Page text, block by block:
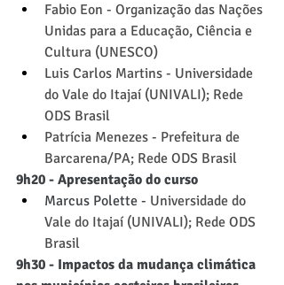
Fabio Eon - Organização das Nações
Unidas para a Educação, Ciência e
Cultura (UNESCO)
Luis Carlos Martins - Universidade
do Vale do Itajaí (UNIVALI); Rede
ODS Brasil
Patrícia Menezes - Prefeitura de
Barcarena/PA; Rede ODS Brasil
9h20 - Apresentação do curso
Marcus Polette - Universidade do
Vale do Itajaí (UNIVALI); Rede ODS
Brasil
9h30 - Impactos da mudança climática